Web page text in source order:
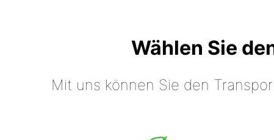
Wählen Sie
Mit uns können Sie den